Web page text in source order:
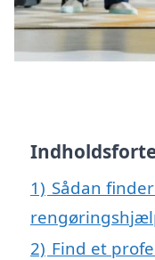
1) Sådan
2) Find et